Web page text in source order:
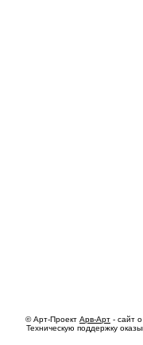
© Арт-Проект Арв-Арт - сайт
Техническую поддержку